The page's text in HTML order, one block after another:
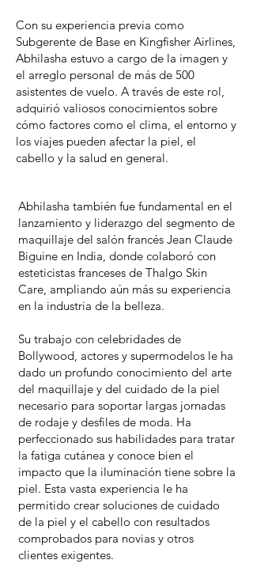
Con su experiencia previa como
Subgerente de Base en Kingfisher Airlines,
Abhilasha estuvo a cargo de la imagen y
el arreglo personal de más de 500
asistentes de vuelo. A través de este rol,
adquirió valiosos conocimientos sobre
cómo factores como el clima, el entorno y
los viajes pueden afectar la piel, el
cabello y la salud en general.
Abhilasha también fue fundamental en el
lanzamiento y liderazgo del segmento de
maquillaje del salón francés Jean Claude
Biguine en India, donde colaboró con
esteticistas franceses de Thalgo Skin
Care, ampliando aún más su experiencia
en la industria de la belleza.
Su trabajo con celebridades de
Bollywood, actores y supermodelos le ha
dado un profundo conocimiento del arte
del maquillaje y del cuidado de la piel
necesario para soportar largas jornadas
de rodaje y desfiles de moda. Ha
perfeccionado sus habilidades para tratar
la fatiga cutánea y conoce bien el
impacto que la iluminación tiene sobre la
piel. Esta vasta experiencia le ha
permitido crear soluciones de cuidado
de la piel y el cabello con resultados
comprobados para novias y otros
clientes exigentes.